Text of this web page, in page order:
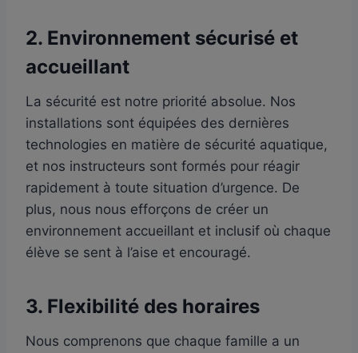
2. Environnement sécurisé et
accueillant
La sécurité est notre priorité absolue. Nos
installations sont équipées des dernières
technologies en matière de sécurité aquatique,
et nos instructeurs sont formés pour réagir
rapidement à toute situation d’urgence. De
plus, nous nous efforçons de créer un
environnement accueillant et inclusif où chaque
élève se sent à l’aise et encouragé.
3. Flexibilité des horaires
Nous comprenons que chaque famille a un